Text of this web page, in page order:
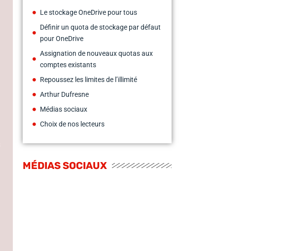
Le stockage OneDrive pour tous
Définir un quota de stockage par défaut
pour OneDrive
Assignation de nouveaux quotas aux
comptes existants
Repoussez les limites de l’illimité
Arthur Dufresne
Médias sociaux
Choix de nos lecteurs
MÉDIAS SOCIAUX